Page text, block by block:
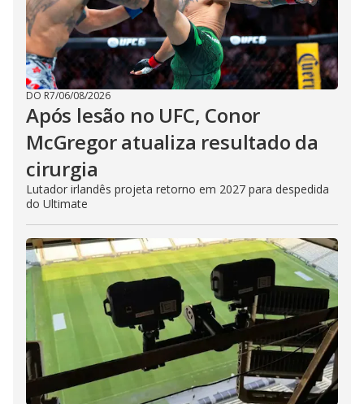
DO R7/06/08/2026
Após lesão no UFC, Conor
McGregor atualiza resultado da
cirurgia
Lutador irlandês projeta retorno em 2027 para despedida
do Ultimate